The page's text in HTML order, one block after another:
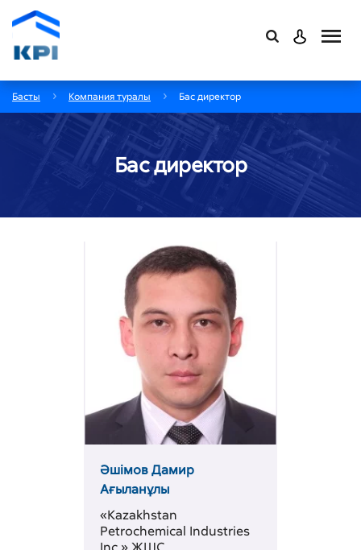
Басты Компания туралы Бас директор
Бас директор
Әшімов Дамир
Ағыланұлы
«Kazakhstan
Petrochemical Industries